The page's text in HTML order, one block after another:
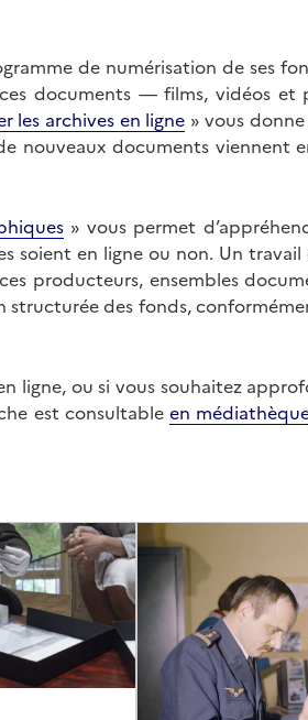
de numérisation de ses
documents — films, vidéos et
les archives en ligne » vous
nouveaux documents viennent
» vous permet
soient en ligne ou non. Un travail
producteurs, ensembles
des fonds,
ligne, ou si vous souhaitez
est consultable en